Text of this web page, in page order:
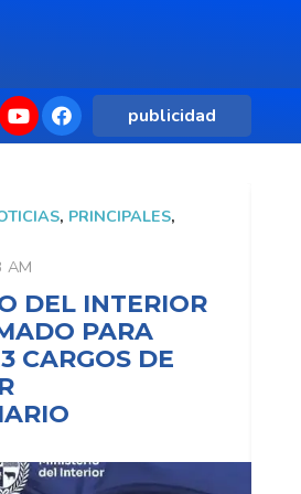
publicidad
, PRINCIPALES,
AM
DEL INTERIOR
PARA
CARGOS DE